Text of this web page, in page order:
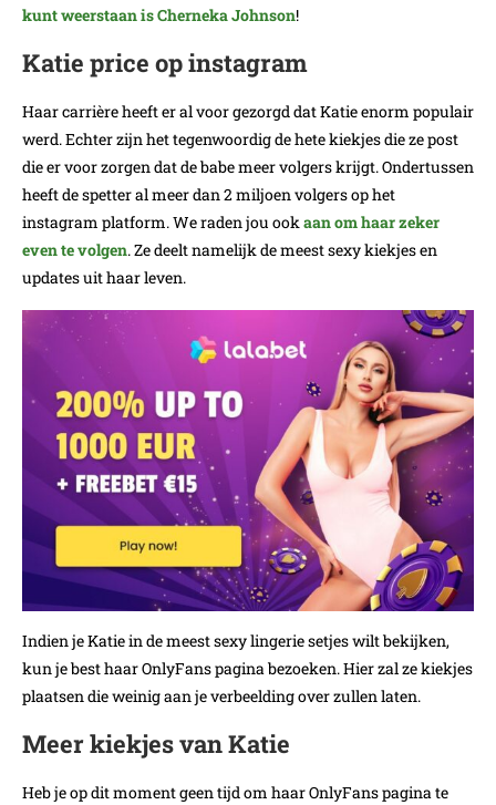
kunt weerstaan is Cherneka Johnson!
Katie price op instagram
Haar carrière heeft er al voor gezorgd dat Katie enorm populair
werd. Echter zijn het tegenwoordig de hete kiekjes die ze post
die er voor zorgen dat de babe meer volgers krijgt. Ondertussen
heeft de spetter al meer dan 2 miljoen volgers op het
instagram platform. We raden jou ookaan om haar zeker
even te volgen. Ze deelt namelijk de meest sexy kiekjes en
updates uit haar leven.
Indien je Katie in de meest sexy lingerie setjes wilt bekijken,
kun je best haar OnlyFans pagina bezoeken. Hier zal ze kiekjes
plaatsen die weinig aan je verbeelding over zullen laten.
Meer kiekjes van Katie
Heb je op dit moment geen tijd om haar OnlyFans pagina te